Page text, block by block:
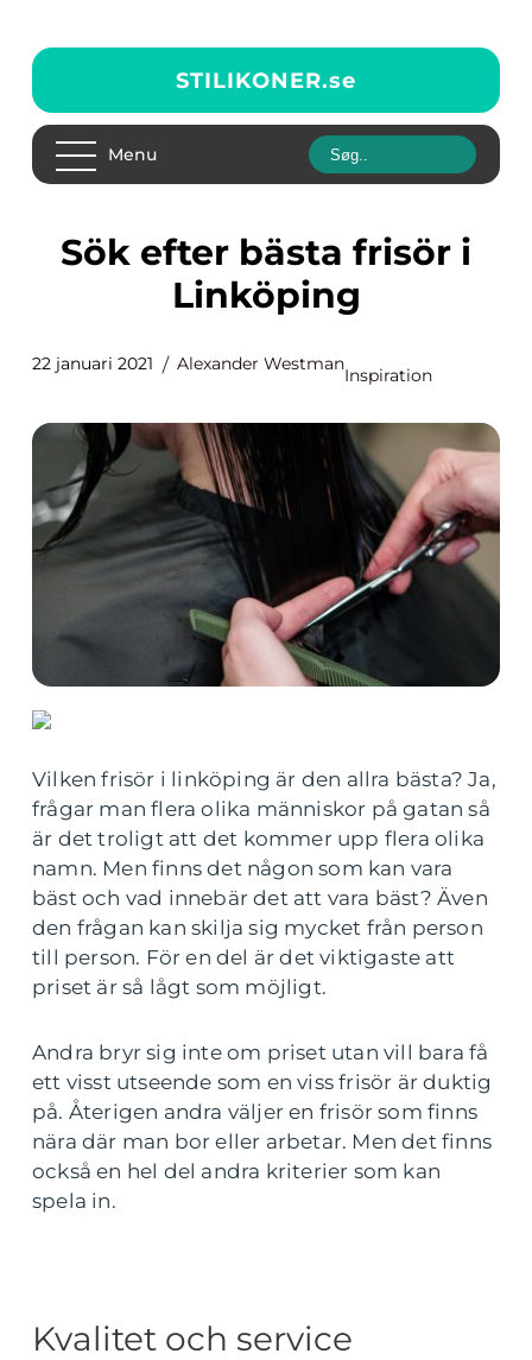
STILIKONER.se
Menu
Sök efter bästa frisör i
Linköping
22 januari 2021 Alexander Westman
Inspiration
Vilken frisör i linköping är den allra bästa? Ja,
frågar man flera olika människor på gatan så
är det troligt att det kommer upp flera olika
namn. Men finns det någon som kan vara
bäst och vad innebär det att vara bäst? Även
den frågan kan skilja sig mycket från person
till person. För en del är det viktigaste att
priset är så lågt som möjligt.
Andra bryr sig inte om priset utan vill bara få
ett visst utseende som en viss frisör är duktig
på. Återigen andra väljer en frisör som finns
nära där man bor eller arbetar. Men det finns
också en hel del andra kriterier som kan
spela in.
Kvalitet och service